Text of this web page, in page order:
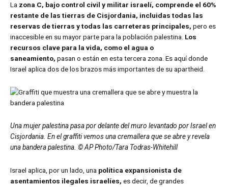
La zona C, bajo control civil y militar israelí, comprende el 60%
restante de las tierras de Cisjordania, incluidas todas las
reservas de tierras y todas las carreteras principales, pero es
inaccesible en su mayor parte para la población palestina. Los
recursos clave para la vida, como el agua o
saneamiento, pasan o están en esta tercera zona. Es aquí donde
Israel aplica dos de los brazos más importantes de su apartheid.
Una mujer palestina pasa por delante del muro levantado por Israel en
Cisjordania. En el graffiti vemos una cremallera que se abre y revela
una bandera palestina. © AP Photo/Tara Todras-Whitehill
Israel aplica, por un lado, una política expansionista de
asentamientos ilegales israelíes, es decir, de grandes